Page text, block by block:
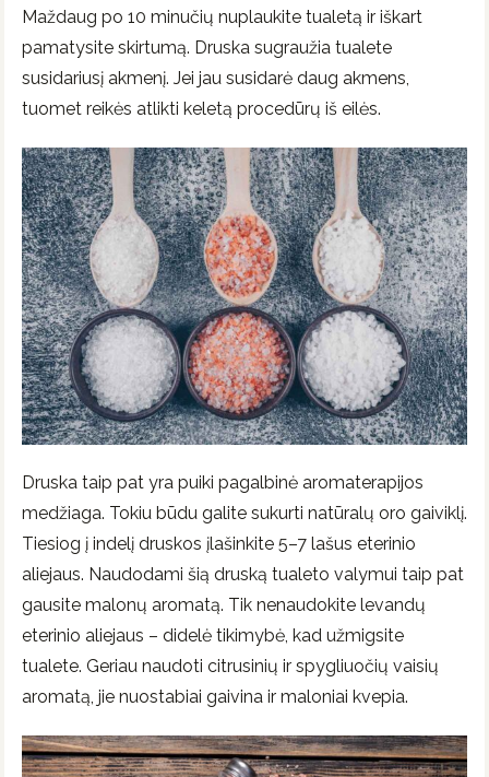
Maždaug po 10 minučių nuplaukite tualetą ir iškart
pamatysite skirtumą. Druska sugraužia tualete
susidariusį akmenį. Jei jau susidarė daug akmens,
tuomet reikės atlikti keletą procedūrų iš eilės.
Druska taip pat yra puiki pagalbinė aromaterapijos
medžiaga. Tokiu būdu galite sukurti natūralų oro gaiviklį.
Tiesiog į indelį druskos įlašinkite 5–7 lašus eterinio
aliejaus. Naudodami šią druską tualeto valymui taip pat
gausite malonų aromatą. Tik nenaudokite levandų
eterinio aliejaus – didelė tikimybė, kad užmigsite
tualete. Geriau naudoti citrusinių ir spygliuočių vaisių
aromatą, jie nuostabiai gaivina ir maloniai kvepia.